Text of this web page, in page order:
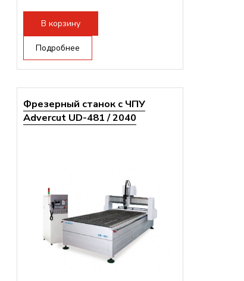
Мощность инвертора:
Охлаждение шпинделя:
В корзину
Подробнее
Фрезерный станок с ЧПУ
Advercut UD-481 / 2040